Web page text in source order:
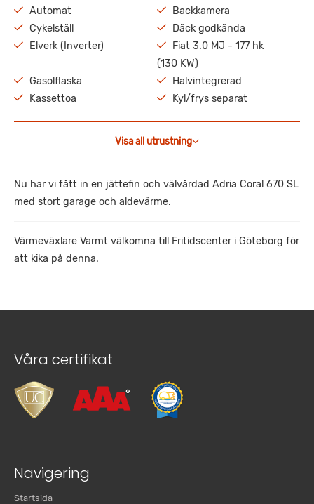
Automat
Backkamera
Cykelställ
Däck godkända
Elverk (Inverter)
Fiat 3.0 MJ - 177 hk
(130 KW)
Gasolflaska
Halvintegrerad
Kassettoa
Kyl/frys separat
Visa all utrustning
Nu har vi fått in en jättefin och välvårdad Adria Coral 670 SL
med stort garage och aldevärme.
Värmeväxlare Varmt välkomna till Fritidscenter i Göteborg för
att kika på denna.
Våra certifikat
Navigering
Startsida